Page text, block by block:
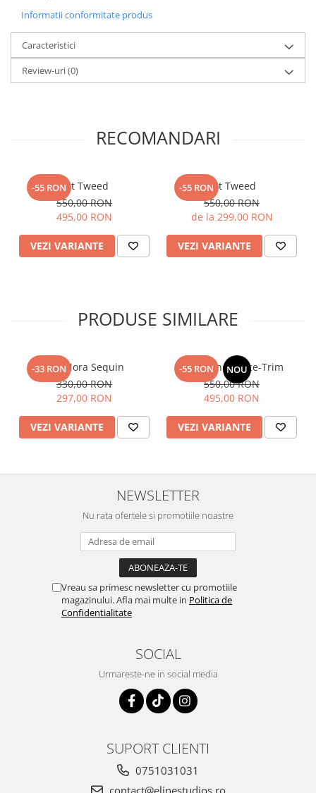
Informatii conformitate produs
Caracteristici
Review-uri(0)
RECOMANDARI
-55 RONSet Tweed
550,00 RON
495,00 RON
VEZI VARIANTE
-55 RONSet Tweed
550,00 RON
de la 299,00 RON
VEZI VARIANTE
PRODUSE SIMILARE
-33 RONTop Nora Sequin
330,00 RON
297,00 RON
VEZI VARIANTE
-55 RON NOU
Fusta Linen Lace-Trim
550,00 RON
495,00 RON
VEZI VARIANTE
NEWSLETTER
Nu rata ofertele si promotiile noastre
Vreau sa primesc newsletter cu promotiile
magazinului. Afla mai multe in Politica de
Confidentialitate
SOCIAL
Urmareste-ne in social media
SUPORT CLIENTI
0751031031
contact@elinestudios.ro